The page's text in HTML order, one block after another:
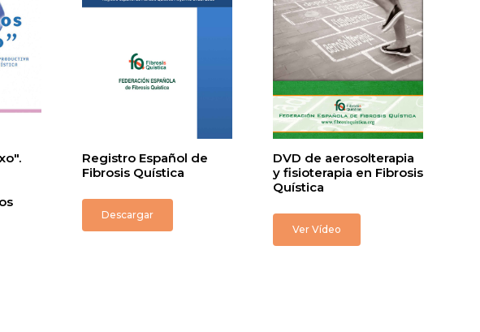
Registro Español de
Fibrosis Quística
Descargar
DVD de aerosolterapia
y fisioterapia en Fibrosis
Quística
Ver Vídeo